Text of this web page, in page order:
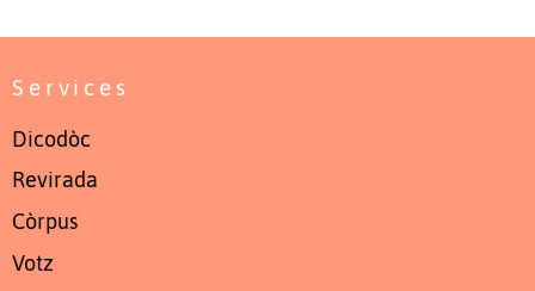
Services
Dicodòc
Revirada
Còrpus
Votz